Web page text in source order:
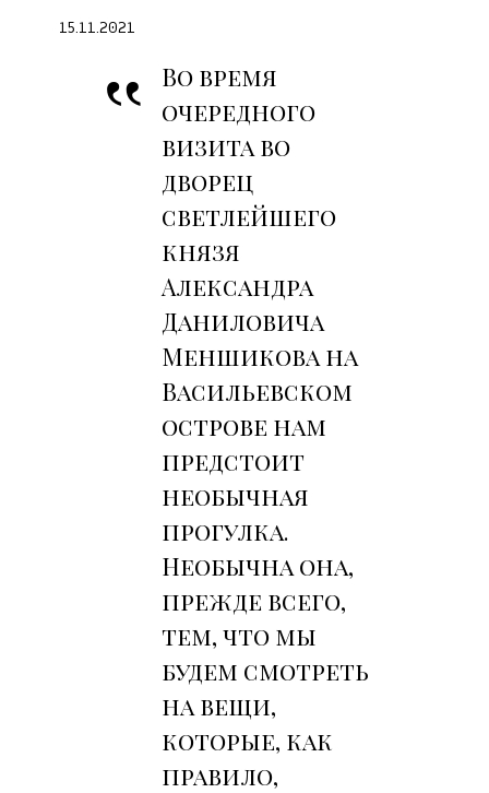
15.11.2021
Во время
очередного
визита во
дворец
светлейшего
князя
Александра
Даниловича
Меншикова на
Васильевском
острове нам
предстоит
необычная
прогулка.
Необычна она,
прежде всего,
тем, что мы
будем смотреть
на вещи,
которые, как
правило,